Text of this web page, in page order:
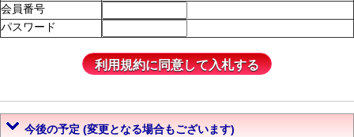
会員番号
パスワード
今後の予定 (変更となる場合もございます)